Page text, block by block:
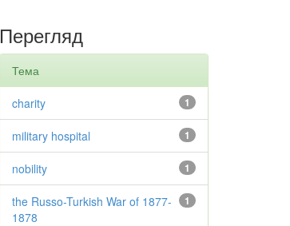
Перегляд
Тема
1
charity
1
military hospital
1
nobility
1
the Russo-Turkish War of 1877-
1878